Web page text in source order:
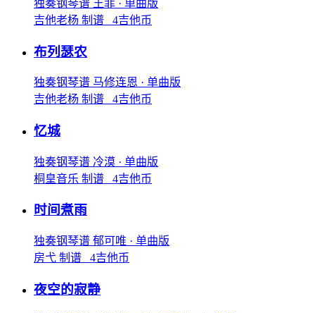
独奏钢琴谱 王菲 · 单曲版
吉他老杨 制谱 4吉他币
布列瑟农
独奏钢琴谱 马修连恩 · 单曲版
吉他老杨 制谱 4吉他币
忆城
独奏钢琴谱 冷漠 · 单曲版
桐皇音乐 制谱 4吉他币
时间煮雨
独奏钢琴谱 郁可唯 · 单曲版
房弋 制谱 4吉他币
夜空的寂静